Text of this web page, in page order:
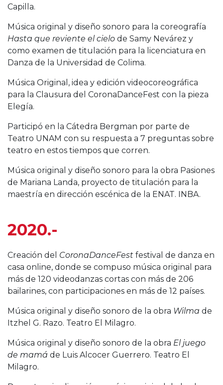
Capilla.
Música original y diseño sonoro para la coreografía
Hasta que reviente el cielo de Samy Nevárez y
como examen de titulación para la licenciatura en
Danza de la Universidad de Colima.
Música Original, idea y edición videocoreográfica
para la Clausura del CoronaDanceFest con la pieza
Elegía.
Participó en la Cátedra Bergman por parte de
Teatro UNAM con su respuesta a 7 preguntas sobre
teatro en estos tiempos que corren.
Música original y diseño sonoro para la obra Pasiones
de Mariana Landa, proyecto de titulación para la
maestría en dirección escénica de la ENAT. INBA.
2020.-
Creación del CoronaDanceFest festival de danza en
casa online, donde se compuso música original para
más de 120 videodanzas cortas con más de 206
bailarines, con participaciones en más de 12 países.
Música original y diseño sonoro de la obra Wilma de
Itzhel G. Razo. Teatro El Milagro.
Música original y diseño sonoro de la obra El juego
de mamá de Luis Alcocer Guerrero. Teatro El
Milagro.